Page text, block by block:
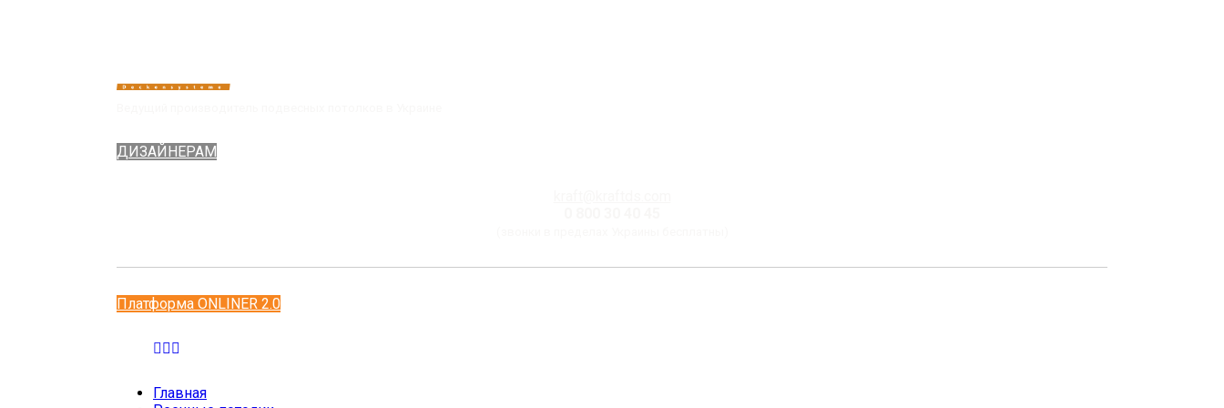
ДИЗАЙНЕРАМ
Платформа ONLINER 2.0
Главная